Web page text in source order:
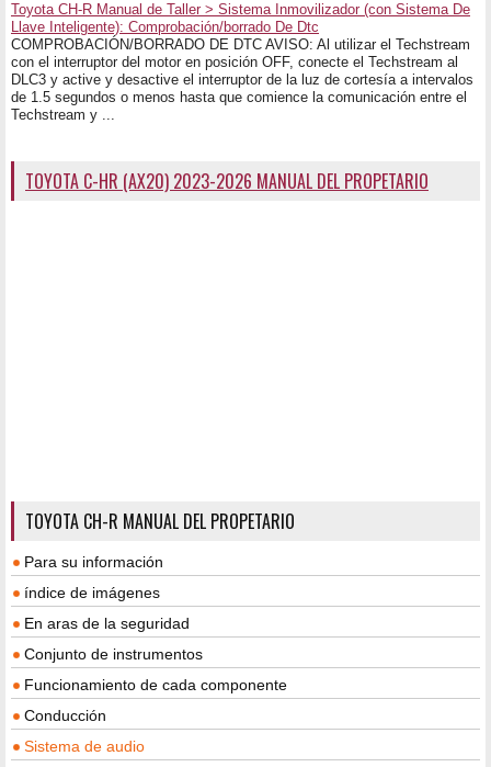
Toyota CH-R Manual de Taller > Sistema Inmovilizador (con Sistema De
Llave Inteligente): Comprobación/borrado De Dtc
COMPROBACIÓN/BORRADO DE DTC AVISO: Al utilizar el Techstream
con el interruptor del motor en posición OFF, conecte el Techstream al
DLC3 y active y desactive el interruptor de la luz de cortesía a intervalos
de 1.5 segundos o menos hasta que comience la comunicación entre el
Techstream y ...
TOYOTA C-HR (AX20) 2023-2026 MANUAL DEL PROPETARIO
TOYOTA CH-R MANUAL DEL PROPETARIO
Para su información
índice de imágenes
En aras de la seguridad
Conjunto de instrumentos
Funcionamiento de cada componente
Conducción
Sistema de audio